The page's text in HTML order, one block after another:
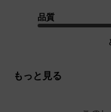
品質
もっと見る